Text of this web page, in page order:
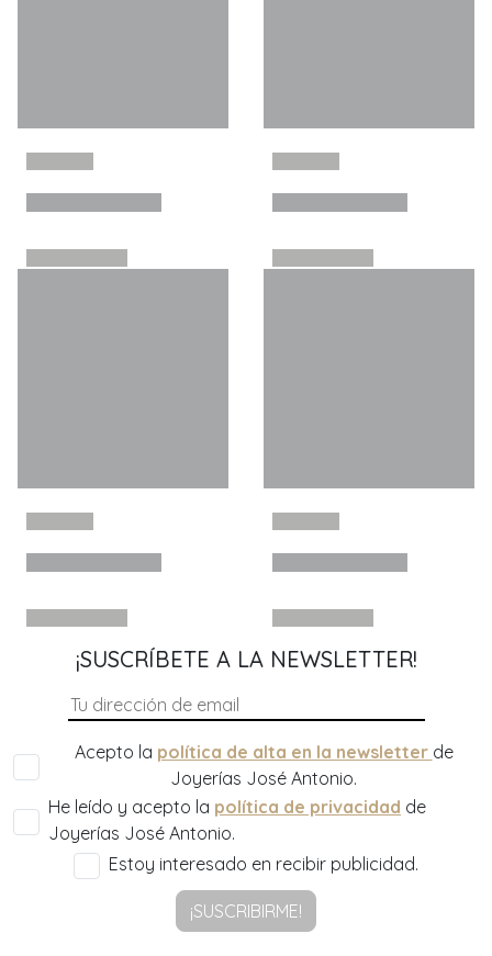
¡SUSCRÍBETE A LA NEWSLETTER!
Acepto la política de alta en la newsletter de
Joyerías José Antonio.
He leído y acepto la política de privacidad de
Joyerías José Antonio.
Estoy interesado en recibir publicidad.
¡SUSCRIBIRME!